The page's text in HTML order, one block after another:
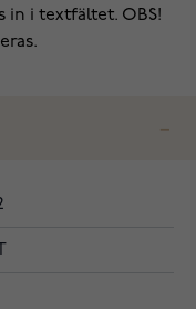
in i textfältet. OBS!